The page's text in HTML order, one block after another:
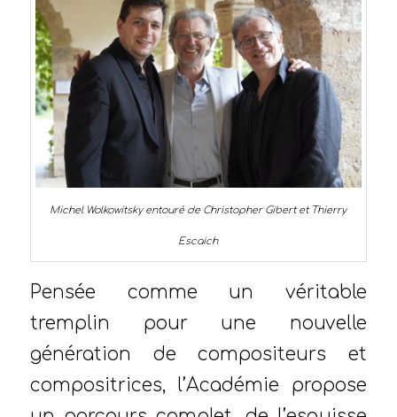
Michel Wolkowitsky entouré de Christopher Gibert et Thierry
Escaich
Pensée comme un véritable
tremplin pour une nouvelle
génération de compositeurs et
compositrices, l’Académie propose